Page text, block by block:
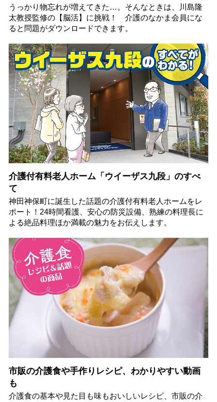
うっかり物忘れが増えてきた…。そんなときは、川島隆
太教授監修の【脳活】に挑戦！ 介護のなかま会員にな
ると問題がダウンロードできます。
介護付有料老人ホーム「ウイーザス九段」のすべ
て
神田神保町に誕生した話題の介護付有料老人ホームをレ
ポート！24時間看護、安心の防災設備、熟練の料理長に
よる絶品料理ほか満載の魅力をお伝えします。
市販の介護食や手作りレシピ、わかりやすい動画
も
介護食の基本や見た目も味もおいしいレシピ、市販の介